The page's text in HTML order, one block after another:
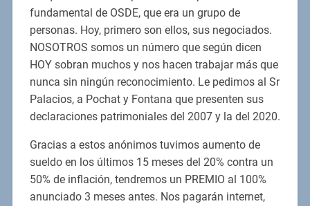
fundamental de OSDE, que era un grupo de
personas. Hoy, primero son ellos, sus negociados.
NOSOTROS somos un número que según dicen
HOY sobran muchos y nos hacen trabajar más que
nunca sin ningún reconocimiento. Le pedimos al Sr
Palacios, a Pochat y Fontana que presenten sus
declaraciones patrimoniales del 2007 y la del 2020.
Gracias a estos anónimos tuvimos aumento de
sueldo en los últimos 15 meses del 20% contra un
50% de inflación, tendremos un PREMIO al 100%
anunciado 3 meses antes. Nos pagarán internet,